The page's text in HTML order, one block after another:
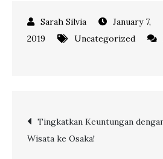
January 7,
2019
Uncategorized
Bersama
via.com
Post
Tingkatkan Keuntungan
Wisata ke Osaka!